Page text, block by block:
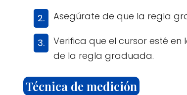
Asegúrate de que la regla
Verifica que el cursor esté
de la regla graduada.
Técnica de medición